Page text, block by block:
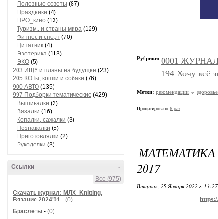
Полезные советы (87)
Праздники (4)
ПРО_кино (13)
Туризм.. и страны мира (129)
Фитнес и спорт (70)
Цитатник (4)
Эзотерика (113)
ЭКО (5)
203 ИЩУ и планы на будущее (23)
205 КОТы, кошки и собаки (76)
900 АВТО (135)
997 Подборки тематические (429)
Вышивалки (2)
Вязалки (16)
Копалки, сажалки (3)
Познавалки (5)
Приготовлялки (2)
Рукоделки (3)
-
Ссылки
Все (975)
Скачать журнал: МЛХ_Knitting.
Вязание 2024'01 - (0)
Браслеты - (0)
Рубрики: 0001
194 Хочу всё
Метки: рекомендации здоровье
Процитировано 6 раз
2017
Вторник, 25 Января 2022 г.